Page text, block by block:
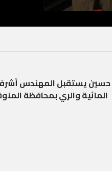
يستقبل المهندس أشرف
المائية والري بمحافظة